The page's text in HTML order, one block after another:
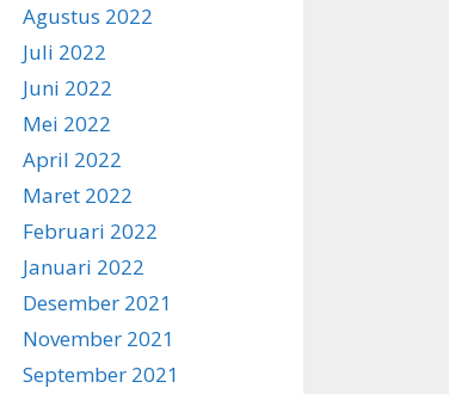
Agustus 2022
Juli 2022
Juni 2022
Mei 2022
April 2022
Maret 2022
Februari 2022
Januari 2022
Desember 2021
November 2021
September 2021